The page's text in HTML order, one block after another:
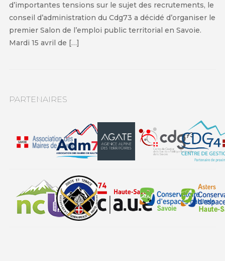
d’importantes tensions sur le sujet des recrutements, le
conseil d’administration du Cdg73 a décidé d’organiser le
premier Salon de l’emploi public territorial en Savoie.
Mardi 15 avril de […]
PARTENAIRES